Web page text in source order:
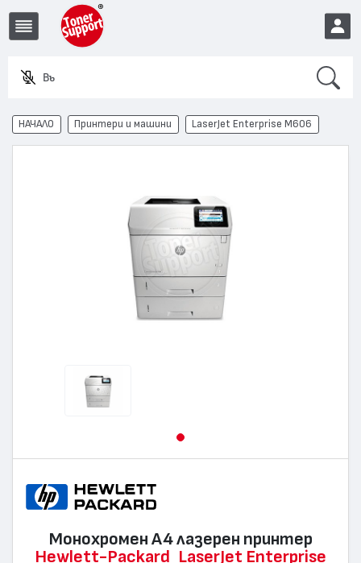
Въведе
EUR
НАЧАЛО Принтери и машини LaserJet Enterprise M606
Монохромен А4 лазерен принтер
Hewlett-Packard
LaserJet Enterprise